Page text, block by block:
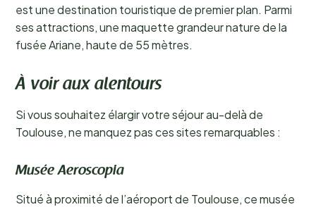
est une destination touristique de premier plan. Parmi
ses attractions, une maquette grandeur nature de la
fusée Ariane, haute de 55 mètres.
À voir aux alentours
Si vous souhaitez élargir votre séjour au-delà de
Toulouse, ne manquez pas ces sites remarquables :
Musée Aeroscopia
Situé à proximité de l’aéroport de Toulouse, ce musée